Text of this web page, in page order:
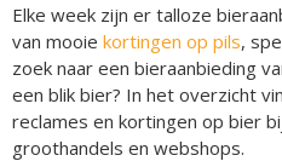
Elke week zijn er talloze
van mooie kortingen op pils,
zoek naar een bieraanbieding
een blik bier? In het overzicht
reclames en kortingen op bier
groothandels en webshops.